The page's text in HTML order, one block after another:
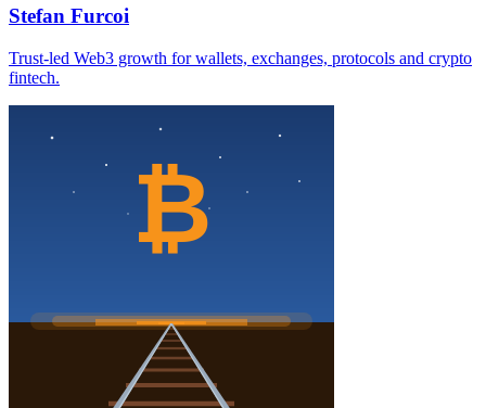
Stefan Furcoi
Trust-led Web3 growth for wallets, exchanges, protocols and crypto
fintech.